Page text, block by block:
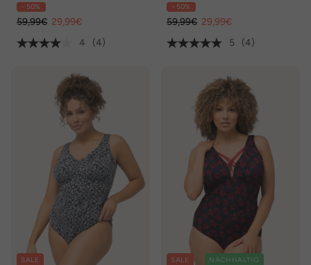
- 50%
59,99€ 29,99€
4
(4)
- 50%
59,99€ 29,99€
5
(4)
SALE SALE NACHHALTIG